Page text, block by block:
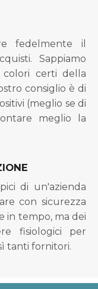
fedelmente il
Sappiamo
certi della
consiglio è di
(meglio se di
meglio la
di un'azienda
con sicurezza
in tempo, ma dei
fisiologici per
tanti fornitori.